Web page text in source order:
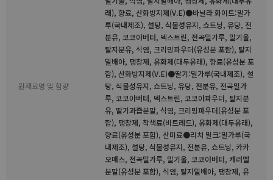
원재료명 및 함량
래), 향료, 산화방지제(V.E)●바닐라 화이트:밀가
루(국내제조), 설탕, 식물성유지, 쇼트닝, 유당, 전
분유, 코코아버터, 덱스트린, 전곡밀가루, 밀기울,
탈지분유, 식염, 크리밍파우더(유성분 포함), 탈지
밀배아, 팽창제, 유화제(대두유래), 향료(유성분 포
함), 산화방지제(V.E)●딸기:밀가루(국내제조), 설
탕, 식물성유지, 쇼트닝, 유당, 전분유, 전곡밀가
루, 코코아버터, 덱스트린, 코코아파우더, 탈지분
유, 딸기과즙분말, 식염, 크리밍파우더(유성분 포
함), 팽창제, 착색료(비트레드), 유화제(대두유래),
향료(유성분 포함), 산미료●리치 밀크:밀가루(국
내제조), 설탕, 식물성유지, 전분유, 쇼트닝, 카카
오매스, 전곡밀가루, 밀기울, 코코아버터, 캐러멜
분말(유성분 포함), 식염, 탈지밀배아, 팽창제, 유